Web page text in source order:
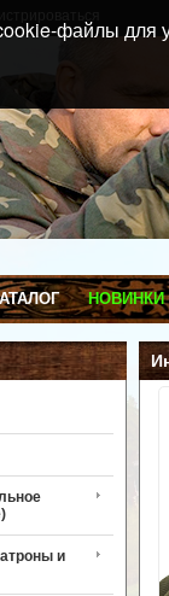
НОВИНКИ
и
файлы для